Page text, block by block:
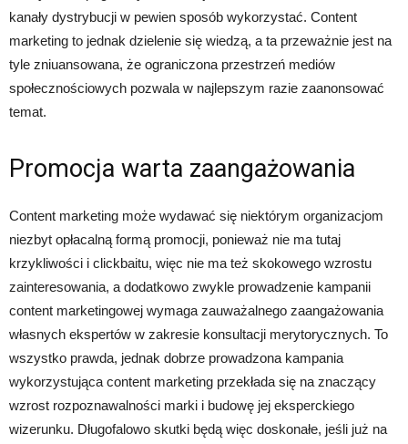
kanały dystrybucji w pewien sposób wykorzystać. Content
marketing to jednak dzielenie się wiedzą, a ta przeważnie jest na
tyle zniuansowana, że ograniczona przestrzeń mediów
społecznościowych pozwala w najlepszym razie zaanonsować
temat.
Promocja warta zaangażowania
Content marketing może wydawać się niektórym organizacjom
niezbyt opłacalną formą promocji, ponieważ nie ma tutaj
krzykliwości i clickbaitu, więc nie ma też skokowego wzrostu
zainteresowania, a dodatkowo zwykle prowadzenie kampanii
content marketingowej wymaga zauważalnego zaangażowania
własnych ekspertów w zakresie konsultacji merytorycznych. To
wszystko prawda, jednak dobrze prowadzona kampania
wykorzystująca content marketing przekłada się na znaczący
wzrost rozpoznawalności marki i budowę jej eksperckiego
wizerunku. Długofalowo skutki będą więc doskonałe, jeśli już na